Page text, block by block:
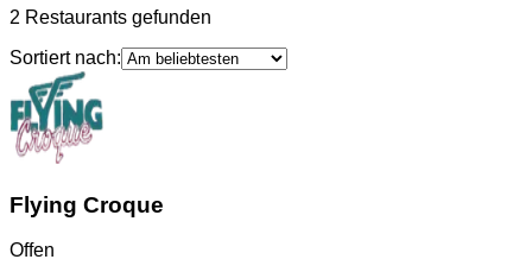
2 Restaurants gefunden
Sortiert nach:
Flying Croque
Offen